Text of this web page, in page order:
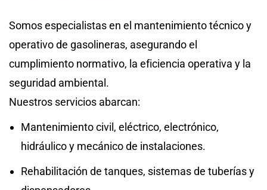
Somos especialistas en el mantenimiento técnico y
operativo de gasolineras, asegurando el
cumplimiento normativo, la eficiencia operativa y la
seguridad ambiental.
Nuestros servicios abarcan:
Mantenimiento civil, eléctrico, electrónico,
hidráulico y mecánico de instalaciones.
Rehabilitación de tanques, sistemas de tuberías y